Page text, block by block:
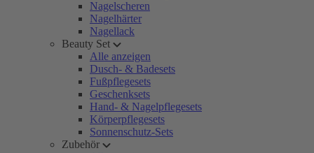
Nagelscheren
Nagelhärter
Nagellack
Beauty Set
Alle anzeigen
Dusch- & Badesets
Fußpflegesets
Geschenksets
Hand- & Nagelpflegesets
Körperpflegesets
Sonnenschutz-Sets
Zubehör